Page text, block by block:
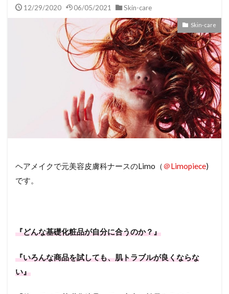
12/29/2020 06/05/2021 Skin-care
Skin-care
ヘアメイクで元美容皮膚科ナースのLimo（ ＠Limopiece)
です。
『どんな基礎化粧品が自分に合うのか？』
『いろんな商品を試しても、肌トラブルが良くならな
い』